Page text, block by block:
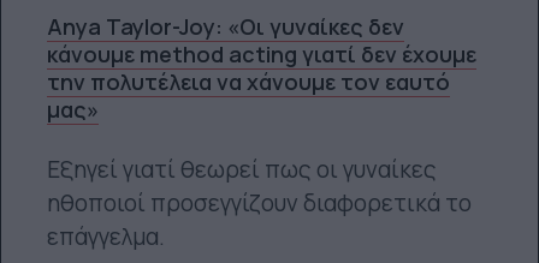
Anya Taylor-Joy: «Οι γυναίκες δεν
κάνουμε method acting γιατί δεν έχουμε
την πολυτέλεια να χάνουμε τον εαυτό
μας»
Εξηγεί γιατί θεωρεί πως οι γυναίκες
ηθοποιοί προσεγγίζουν διαφορετικά το
επάγγελμα.